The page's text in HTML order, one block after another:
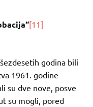
[11]
godina bili
1961. godine
su dve nove, posve
su mogli, pored